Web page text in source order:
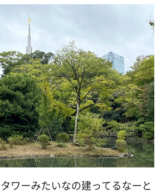
ワーみたいなの建ってるなーと